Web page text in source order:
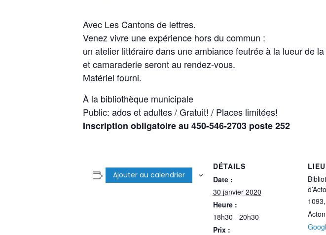
Avec Les Cantons de lettres.
Venez vivre une expérience hors du commun :
un atelier littéraire dans une ambiance feutrée à la lueur de
et camaraderie seront au rendez-vous.
Matériel fourni.
À la bibliothèque municipale
Public: ados et adultes / Gratuit! / Places limitées!
Inscription obligatoire au 450-546-2703 poste 252
Ajouter au calendrier
DÉTAILS
Date :
30 janvier 2020
Heure :
18h30 - 20h30
Prix :
LIEU